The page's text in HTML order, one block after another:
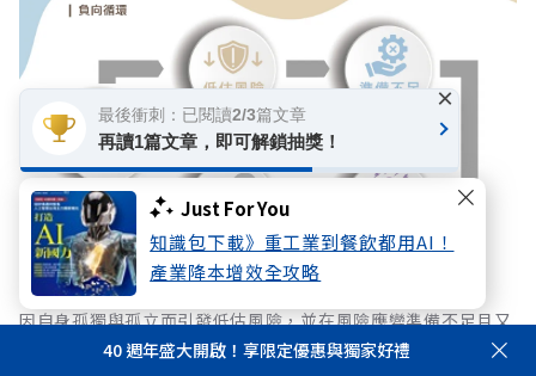
Just For You
知識包下載》重工業到餐飲都用AI！
產業降本增效全攻略
因自身孤獨與孤立而引發低估風險，並在風險應變準備不足且又
遇到危機衝擊的時候，更因缺乏社會網絡支撐，甚至提高孤獨死
40 週年盛大開啟！享限定優惠與獨家好禮
最後衝刺：已閱讀2/3篇文章
再讀1篇文章，即可解鎖抽獎！
×